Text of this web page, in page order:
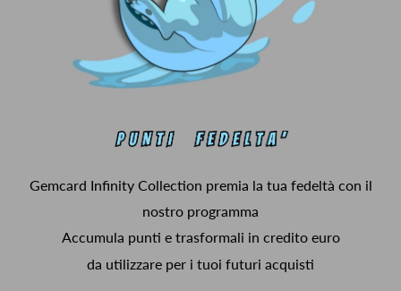
Gemcard Infinity Collection premia la tua fedeltà con il
nostro programma
Accumula punti e trasformali in credito euro
da utilizzare per i tuoi futuri acquisti